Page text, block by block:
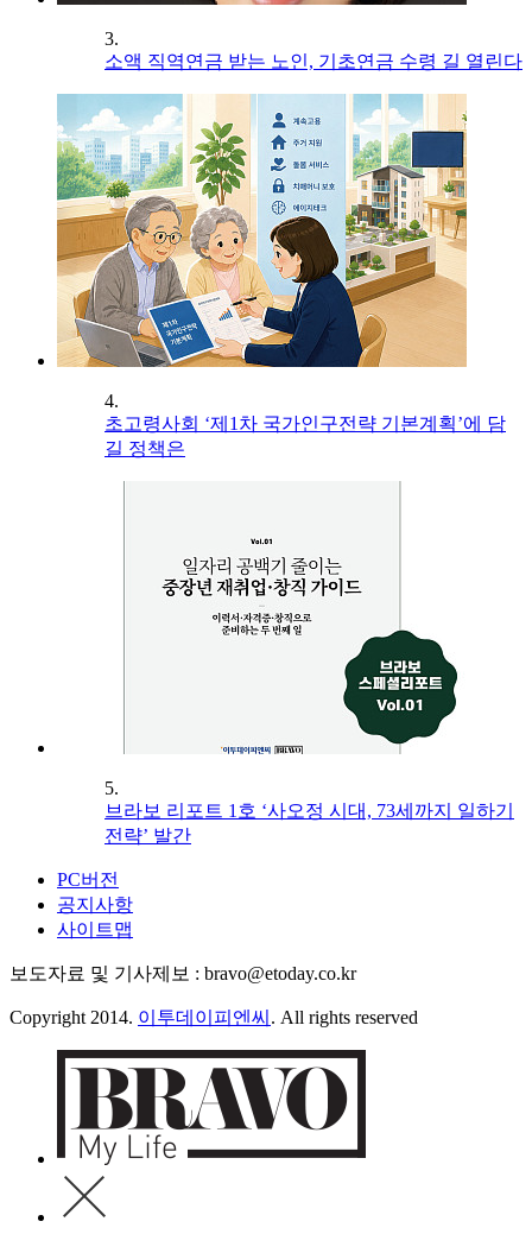
3.
소액 직역연금 받는 노인, 기초연금 수령 길 열린다
4.
초고령사회 ‘제1차 국가인구전략 기본계획’에 담
길 정책은
5.
브라보 리포트 1호 ‘사오정 시대, 73세까지 일하기
전략’ 발간
PC버전
공지사항
사이트맵
보도자료 및 기사제보 : bravo@etoday.co.kr
Copyright 2014. 이투데이피엔씨 . All rights reserved